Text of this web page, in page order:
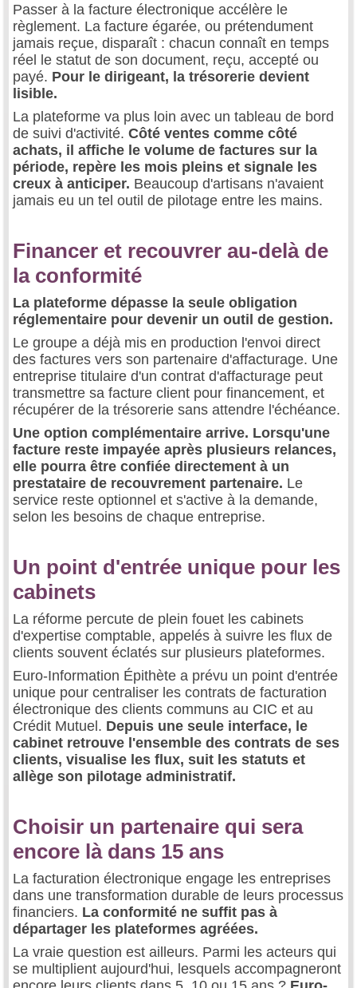
Passer à la facture électronique accélère le
règlement. La facture égarée, ou prétendument
jamais reçue, disparaît : chacun connaît en temps
réel le statut de son document, reçu, accepté ou
payé. Pour le dirigeant, la trésorerie devient
lisible.
La plateforme va plus loin avec un tableau de bord
de suivi d'activité. Côté ventes comme côté
achats, il affiche le volume de factures sur la
période, repère les mois pleins et signale les
creux à anticiper. Beaucoup d'artisans n'avaient
jamais eu un tel outil de pilotage entre les mains.
Financer et recouvrer au-delà de
la conformité
La plateforme dépasse la seule obligation
réglementaire pour devenir un outil de gestion.
Le groupe a déjà mis en production l'envoi direct
des factures vers son partenaire d'affacturage. Une
entreprise titulaire d'un contrat d'affacturage peut
transmettre sa facture client pour financement, et
récupérer de la trésorerie sans attendre l'échéance.
Une option complémentaire arrive. Lorsqu'une
facture reste impayée après plusieurs relances,
elle pourra être confiée directement à un
prestataire de recouvrement partenaire. Le
service reste optionnel et s'active à la demande,
selon les besoins de chaque entreprise.
Un point d'entrée unique pour les
cabinets
La réforme percute de plein fouet les cabinets
d'expertise comptable, appelés à suivre les flux de
clients souvent éclatés sur plusieurs plateformes.
Euro-Information Épithète a prévu un point d'entrée
unique pour centraliser les contrats de facturation
électronique des clients communs au CIC et au
Crédit Mutuel. Depuis une seule interface, le
cabinet retrouve l'ensemble des contrats de ses
clients, visualise les flux, suit les statuts et
allège son pilotage administratif.
Choisir un partenaire qui sera
encore là dans 15 ans
La facturation électronique engage les entreprises
dans une transformation durable de leurs processus
financiers. La conformité ne suffit pas à
départager les plateformes agréées.
La vraie question est ailleurs. Parmi les acteurs qui
se multiplient aujourd'hui, lesquels accompagneront